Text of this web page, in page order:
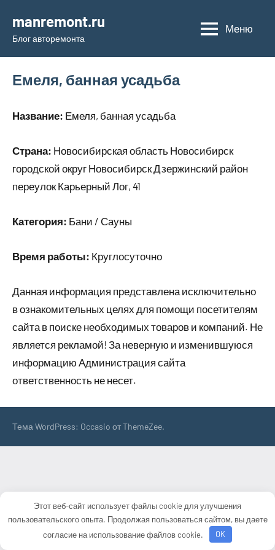
содержимому
manremont.ru
Блог авторемонта
Меню
Емеля, банная усадьба
Название: Емеля, банная усадьба
Страна: Новосибирская область Новосибирск
городской округ Новосибирск Дзержинский район
переулок Карьерный Лог, 41
Категория: Бани / Сауны
Время работы: Круглосуточно
Данная информация представлена исключительно
в ознакомительных целях для помощи посетителям
сайта в поиске необходимых товаров и компаний. Не
является рекламой! За неверную и изменившуюся
информацию Администрация сайта
ответственность не несет.
Тема WordPress: Occasio от ThemeZee.
Этот веб-сайт использует файлы cookie для улучшения
пользовательского опыта. Продолжая пользоваться сайтом, вы даете
согласие на использование файлов cookie.
OK